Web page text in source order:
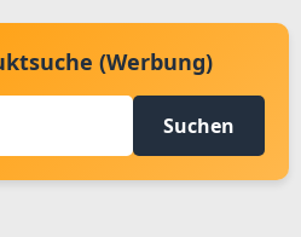
(Werbung)
Suchen